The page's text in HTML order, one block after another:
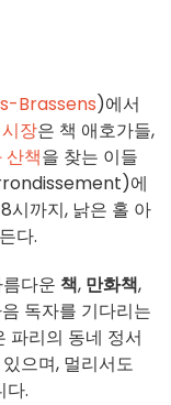
Brassens)에서
장은 책 애호가들,
산책을 찾는 이들
에
시까지, 낡은 홀 아
다.
다운 책, 만화책,
독자를 기다리는
파리의 동네 정서
으며, 멀리서도
다.